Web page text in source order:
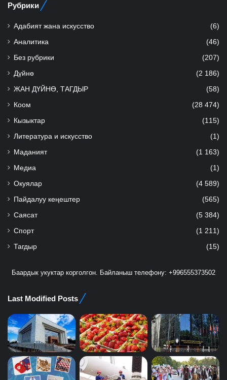
Рубрики
Адабият жана искусство (6)
Аналитика (46)
Без рубрики (207)
Дүйнө (2 186)
ЖАН ДҮЙНӨ, ТАГДЫР (58)
Коом (28 474)
Кызыктар (115)
Литература и искусство (1)
Маданият (1 163)
Медиа (1)
Окуялар (4 589)
Пайдалуу кеңештер (565)
Саясат (5 384)
Спорт (1 211)
Тагдыр (15)
Баардык укуктар корголгон. Байланыш телефону: +996555373502
Last Modified Posts